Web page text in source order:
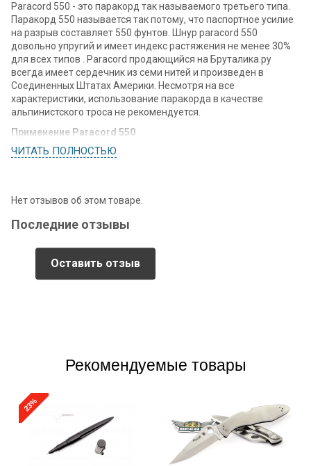
Paracord 550 - это паракорд так называемого третьего типа.
Паракорд 550 называется так потому, что паспортное усилие
на разрыв составляет 550 фунтов. Шнур paracord 550
довольно упругий и имеет индекс растяжения не менее 30%
для всех типов . Paracord продающийся на Бруталика.ру
всегда имеет сердечник из семи нитей и произведен в
Соединенных Штатах Америки. Несмотря на все
характеристики, использование паракорда в качестве
альпинистского троса не рекомендуется.
Применение Paracord 550
Наибольшее распространение в последнее время паракорд
темляки из паракорда 550 перекочевали на ключи, фонари,
застежки молний, а там и подобралась мода на
паракордовые браслеты. Помимо брутального вида, браслет
способного спасти вашу жизнь. Помимо темляков из
ЧИТАТЬ ПОЛНОСТЬЮ
Нет отзывов об этом товаре.
Последние отзывы
Оставить отзыв
Рекомендуемые товары
23
%